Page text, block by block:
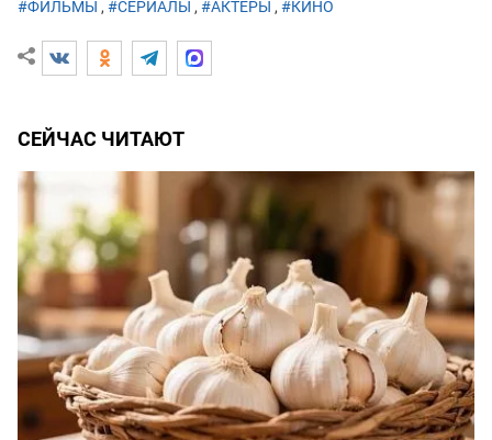
#ФИЛЬМЫ , #СЕРИАЛЫ , #АКТЕРЫ , #КИНО
СЕЙЧАС ЧИТАЮТ